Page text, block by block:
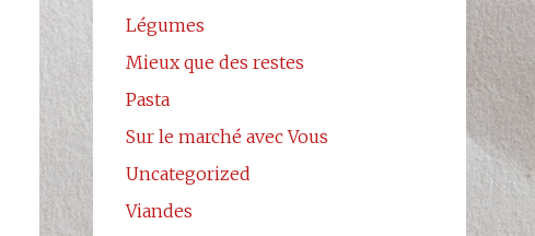
Légumes
Mieux que des restes
Pasta
Sur le marché avec Vous
Uncategorized
Viandes